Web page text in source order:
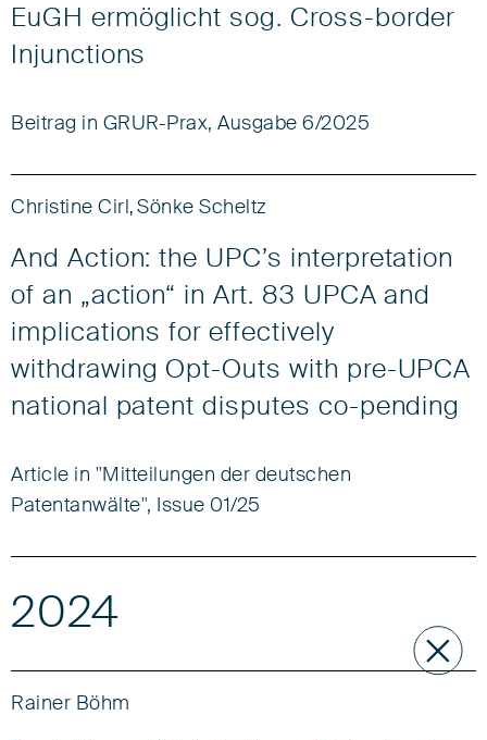
EuGH ermöglicht sog. Cross-border
Injunctions
Beitrag in GRUR-Prax, Ausgabe 6/2025
Christine Cirl , Sönke Scheltz
And Action: the UPC’s interpretation
of an „action“ in Art. 83 UPCA and
implications for effectively
withdrawing Opt-Outs with pre-UPCA
national patent disputes co-pending
Article in "Mitteilungen der deutschen
Patentanwälte", Issue 01/25
2024
Rainer Böhm